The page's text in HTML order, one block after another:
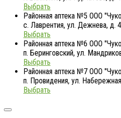
Выбрать
Районная аптека №5 ООО
с. Лаврентия, ул. Дежнева, д.
Выбрать
Районная аптека №6 ООО
п. Беринговский, ул.
Выбрать
Районная аптека №7 ООО
п. Провидения, ул.
Выбрать